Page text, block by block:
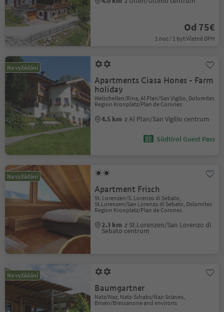
Od 75€
1 noc / 1 byt Včetně DPH
Na vyžádání
Apartments Ciasa Hones - Farm
holiday
Welschellen/Rina, Al Plan/San Vigilio, Dolomites
Region Kronplatz/Plan de Corones
4.5 km z Al Plan/San Vigilio centrum
Südtirol Guest Pass
Na vyžádání
Apartment Frisch
St. Lorenzen/S. Lorenzo di Sebato,
St.Lorenzen/San Lorenzo di Sebato, Dolomites
Region Kronplatz/Plan de Corones
2.3 km z St.Lorenzen/San Lorenzo di
Sebato centrum
Na vyžádání
Baumgartner
Natz/Naz, Natz-Schabs/Naz-Sciaves,
Brixen/Bressanone and environs